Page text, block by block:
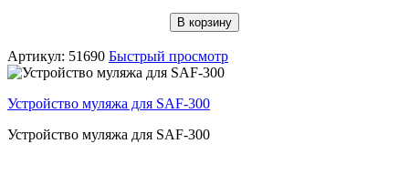
В корзину
Артикул: 51690 Быстрый просмотр
Устройство муляжа для SAF-300
Устройство муляжа для SAF-300